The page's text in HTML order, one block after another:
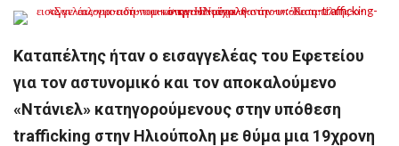
Καταπέλτης ήταν ο εισαγγελέας του Εφετείου
για τον αστυνομικό και τον αποκαλούμενο
«Ντάνιελ» κατηγορούμενους στην υπόθεση
trafficking στην Ηλιούπολη με θύμα μια 19χρονη